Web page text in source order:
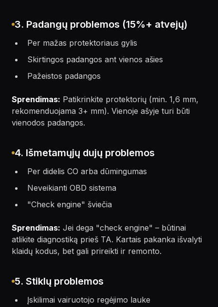
3. Padangų problemos (15%+ atvejų)
Per mažas protektoriaus gylis
Skirtingos padangos ant vienos ašies
Pažeistos padangos
Sprendimas: Patikrinkite protektorių (min. 1,6 mm,
rekomenduojama 3+ mm). Vienoje ašyje turi būti
vienodos padangos.
4. Išmetamųjų dujų problemos
Per didelis CO arba dūmingumas
Neveikianti OBD sistema
"Check engine" šviečia
Sprendimas: Jei dega "check engine" – būtinai
atlikite diagnostiką prieš TA. Kartais pakanka išvalyti
klaidų kodus, bet gali prireikti ir remonto.
5. Stiklų problemos
Įskilimai vairuotojo regėjimo lauke